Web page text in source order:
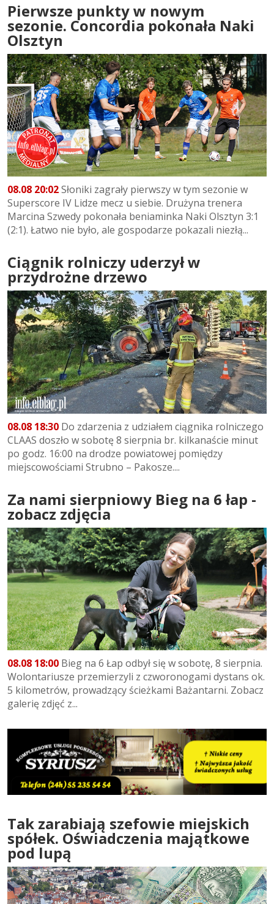
Pierwsze punkty w nowym
sezonie. Concordia pokonała Naki
Olsztyn
08.08 20:02Słoniki zagrały pierwszy w tym sezonie w
Superscore IV Lidze mecz u siebie. Drużyna trenera
Marcina Szwedy pokonała beniaminka Naki Olsztyn 3:1
(2:1). Łatwo nie było, ale gospodarze pokazali niezłą...
Ciągnik rolniczy uderzył w
przydrożne drzewo
08.08 18:30 Do zdarzenia z udziałem ciągnika rolniczego
CLAAS doszło w sobotę 8 sierpnia br. kilkanaście minut
po godz. 16:00 na drodze powiatowej pomiędzy
miejscowościami Strubno – Pakosze....
Za nami sierpniowy Bieg na 6 łap -
zobacz zdjęcia
08.08 18:00 Bieg na 6 Łap odbył się w sobotę, 8 sierpnia.
Wolontariusze przemierzyli z czworonogami dystans ok.
5 kilometrów, prowadzący ścieżkami Bażantarni. Zobacz
galerię zdjęć z...
Tak zarabiają szefowie miejskich
spółek. Oświadczenia majątkowe
pod lupą